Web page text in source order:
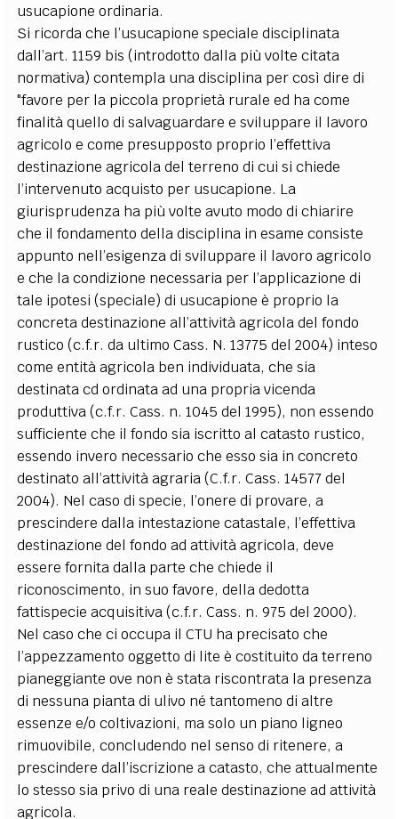
usucapione ordinaria.
Si ricorda che l’usucapione speciale disciplinata
dall’art. 1159 bis (introdotto dalla più volte citata
normativa) contempla una disciplina per così dire di
"favore per la piccola proprietà rurale ed ha come
finalità quello di salvaguardare e sviluppare il lavoro
agricolo e come presupposto proprio l’effettiva
destinazione agricola del terreno di cui si chiede
l’intervenuto acquisto per usucapione. La
giurisprudenza ha più volte avuto modo di chiarire
che il fondamento della disciplina in esame consiste
appunto nell’esigenza di sviluppare il lavoro agricolo
e che la condizione necessaria per l’applicazione di
tale ipotesi (speciale) di usucapione è proprio la
concreta destinazione all’attività agricola del fondo
rustico (c.f.r. da ultimo Cass. N. 13775 del 2004) inteso
come entità agricola ben individuata, che sia
destinata cd ordinata ad una propria vicenda
produttiva (c.f.r. Cass. n. 1045 del 1995), non essendo
sufficiente che il fondo sia iscritto al catasto rustico,
essendo invero necessario che esso sia in concreto
destinato all’attività agraria (C.f.r. Cass. 14577 del
2004). Nel caso di specie, l’onere di provare, a
prescindere dalla intestazione catastale, l’effettiva
destinazione del fondo ad attività agricola, deve
essere fornita dalla parte che chiede il
riconoscimento, in suo favore, della dedotta
fattispecie acquisitiva (c.f.r. Cass. n. 975 del 2000).
Nel caso che ci occupa il CTU ha precisato che
l’appezzamento oggetto di lite è costituito da terreno
pianeggiante ove non è stata riscontrata la presenza
di nessuna pianta di ulivo né tantomeno di altre
essenze e/o coltivazioni, ma solo un piano ligneo
rimuovibile, concludendo nel senso di ritenere, a
prescindere dall’iscrizione a catasto, che attualmente
lo stesso sia privo di una reale destinazione ad attività
agricola.